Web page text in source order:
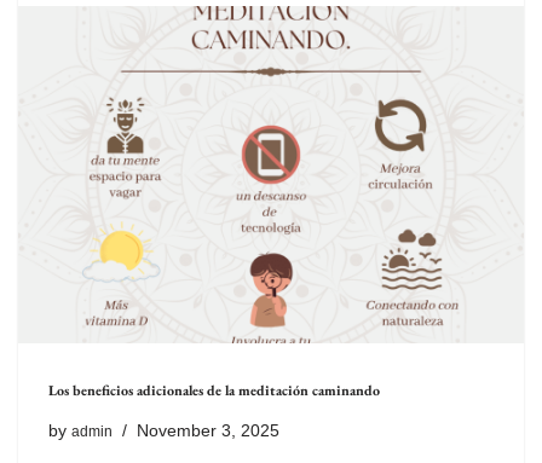
Los beneficios adicionales de la meditación caminando
by admin November 3, 2025